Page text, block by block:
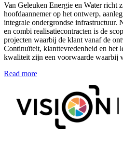
Van Geleuken Energie en Water richt
hoofdaannemer op het ontwerp,
integrale ondergrondse infrastructuur.
en combi realisatiecontracten is de
projecten waarbij de klant vanaf de
Continuïteit, klanttevredenheid en het
kwaliteit zijn een voorwaarde waarbij
Read more